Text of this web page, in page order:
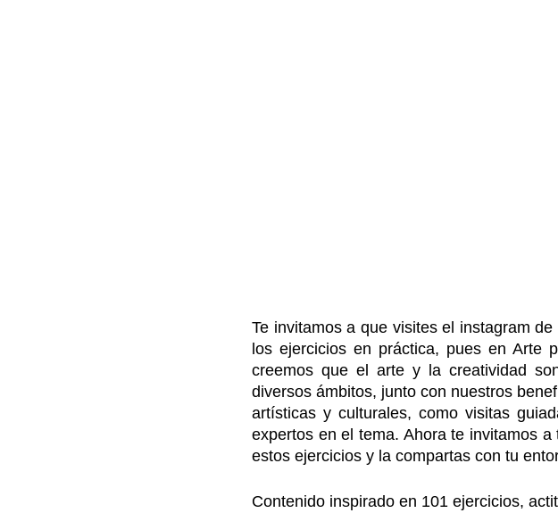
Te invitamos a que visites el instagram
los ejercicios en práctica, pues en Arte
creemos que el arte y la creatividad
diversos ámbitos, junto con nuestros
artísticas y culturales, como visitas
expertos en el tema. Ahora te invitamos
estos ejercicios y la compartas con tu
Contenido inspirado en 101 ejercicios,